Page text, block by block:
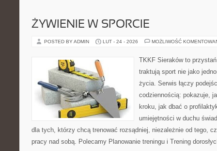
ŻYWIENIE W SPORCIE
POSTED BY ADMIN LUT - 24 - 2026 MOŻLIWOŚĆ
TKKF Sieraków to
traktują sport nie jako
życia. Serwis łączy
codziennością: pokazuje,
kroku, jak dbać o
umiejętności w duchu
dla tych, którzy chcą trenować rozsądniej, niezależnie od tego,
pracy nad sobą. Polecamy Planowanie treningu i Trening